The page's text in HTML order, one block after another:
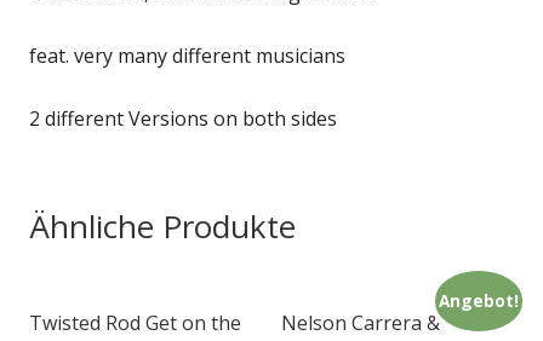
feat. very many different musicians
2 different Versions on both sides
Ähnliche Produkte
Twisted Rod Get on the
Angebot!
Nelson Carrera &